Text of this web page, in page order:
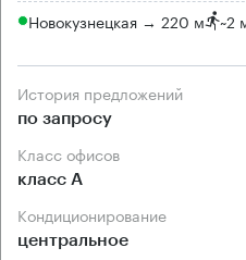
Новокузнецкая → 220 м ~2
История предложений
по запросу
Класс офисов
класс А
Кондиционирование
центральное